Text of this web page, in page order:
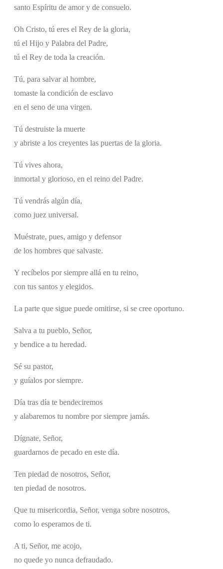
santo Espíritu de amor y de consuelo.
Oh Cristo, tú eres el Rey de la gloria,
tú el Hijo y Palabra del Padre,
tú el Rey de toda la creación.
Tú, para salvar al hombre,
tomaste la condición de esclavo
en el seno de una virgen.
Tú destruiste la muerte
y abriste a los creyentes las puertas de la gloria.
Tú vives ahora,
inmortal y glorioso, en el reino del Padre.
Tú vendrás algún día,
como juez universal.
Muéstrate, pues, amigo y defensor
de los hombres que salvaste.
Y recíbelos por siempre allá en tu reino,
con tus santos y elegidos.
La parte que sigue puede omitirse, si se cree oportuno.
Salva a tu pueblo, Señor,
y bendice a tu heredad.
Sé su pastor,
y guíalos por siempre.
Día tras día te bendeciremos
y alabaremos tu nombre por siempre jamás.
Dígnate, Señor,
guardarnos de pecado en este día.
Ten piedad de nosotros, Señor,
ten piedad de nosotros.
Que tu misericordia, Señor, venga sobre nosotros,
como lo esperamos de ti.
A ti, Señor, me acojo,
no quede yo nunca defraudado.